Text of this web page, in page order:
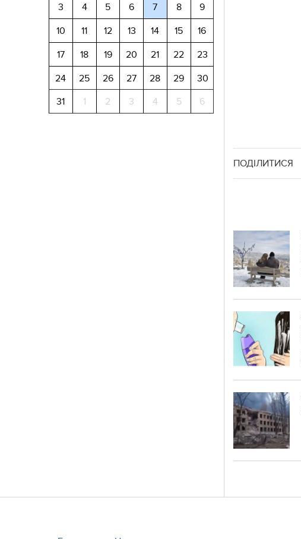
3
4 5 6 7 8
9
10
11 12 13 14 15
16
17
18 19 20 21 22
23
24
25 26 27 28 29
30
31
1 2 3 4 5 6
ПОДІЛИТИСЯ